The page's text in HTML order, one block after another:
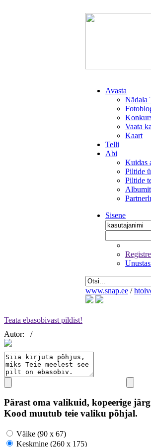
Avasta
Nädala
Vaata
Kaart
Telli
Abi
Kuidas
Piltide
Piltide
Sisene
www.snap.ee /
Teata ebasobivast pildist!
Autor:
/
Pärast oma valikuid, kopeerige
Kood muutub teie valiku põhjal.
Väike (90 x 67)
Keskmine (260 x 175)